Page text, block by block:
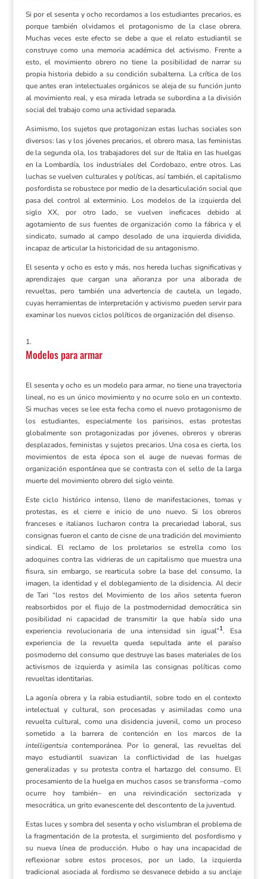
Si por el sesenta y ocho recordamos a los estudiantes precarios, es
porque también olvidamos el protagonismo de la clase obrera.
Muchas veces este efecto se debe a que el relato estudiantil se
construye como una memoria académica del activismo. Frente a
esto, el movimiento obrero no tiene la posibilidad de narrar su
propia historia debido a su condición subalterna. La crítica de los
que antes eran intelectuales orgánicos se aleja de su función junto
al movimiento real, y esa mirada letrada se subordina a la división
social del trabajo como una actividad separada.
Asimismo, los sujetos que protagonizan estas luchas sociales son
diversos: las y los jóvenes precarios, el obrero masa, las feministas
de la segunda ola, los trabajadores del sur de Italia en las huelgas
en la Lombardía, los industriales del Cordobazo, entre otros. Las
luchas se vuelven culturales y políticas, así también, el capitalismo
posfordista se robustece por medio de la desarticulación social que
pasa del control al exterminio. Los modelos de la izquierda del
siglo XX, por otro lado, se vuelven ineficaces debido al
agotamiento de sus fuentes de organización como la fábrica y el
sindicato, sumado al campo desolado de una izquierda dividida,
incapaz de articular la historicidad de su antagonismo.
El sesenta y ocho es esto y más, nos hereda luchas significativas y
aprendizajes que cargan una añoranza por una alborada de
revueltas, pero también una advertencia de cautela, un legado,
cuyas herramientas de interpretación y activismo pueden servir para
examinar los nuevos ciclos políticos de organización del disenso.
Modelos para armar
El sesenta y ocho es un modelo para armar, no tiene una trayectoria
lineal, no es un único movimiento y no ocurre solo en un contexto.
Si muchas veces se lee esta fecha como el nuevo protagonismo de
los estudiantes, especialmente los parisinos, estas protestas
globalmente son protagonizadas por jóvenes, obreros y obreras
desplazados, feministas y sujetos precarios. Una cosa es cierta, los
movimientos de esta época son el auge de nuevas formas de
organización espontánea que se contrasta con el sello de la larga
muerte del movimiento obrero del siglo veinte.
Este ciclo histórico intenso, lleno de manifestaciones, tomas y
protestas, es el cierre e inicio de uno nuevo. Si los obreros
franceses e italianos lucharon contra la precariedad laboral, sus
consignas fueron el canto de cisne de una tradición del movimiento
sindical. El reclamo de los proletarios se estrella como los
adoquines contra las vidrieras de un capitalismo que muestra una
fisura, sin embargo, se rearticula sobre la base del consumo, la
imagen, la identidad y el doblegamiento de la disidencia. Al decir
de Tari “los restos del Movimiento de los años setenta fueron
reabsorbidos por el flujo de la postmodernidad democrática sin
posibilidad ni capacidad de transmitir la que había sido una
experiencia revolucionaria de una intensidad sin igual”1. Esa
experiencia de la revuelta queda sepultada ante el paraíso
posmoderno del consumo que destruye las bases materiales de los
activismos de izquierda y asimila las consignas políticas como
revueltas identitarias.
La agonía obrera y la rabia estudiantil, sobre todo en el contexto
intelectual y cultural, son procesadas y asimiladas como una
revuelta cultural, como una disidencia juvenil, como un proceso
sometido a la barrera de contención en los marcos de la
intelligentsia contemporánea. Por lo general, las revueltas del
mayo estudiantil suavizan la conflictividad de las huelgas
generalizadas y su protesta contra el hartazgo del consumo. El
procesamiento de la huelga en muchos casos se transforma –como
ocurre hoy también– en una reivindicación sectorizada y
mesocrática, un grito evanescente del descontento de la juventud.
Estas luces y sombra del sesenta y ocho vislumbran el problema de
la fragmentación de la protesta, el surgimiento del posfordismo y
su nueva línea de producción. Hubo o hay una incapacidad de
reflexionar sobre estos procesos, por un lado, la izquierda
tradicional asociada al fordismo se desvanece debido a su anclaje